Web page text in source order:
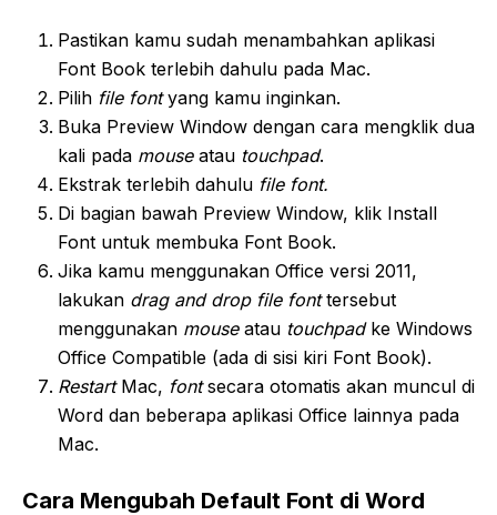
Pastikan kamu sudah menambahkan aplikasi
Font Book terlebih dahulu pada Mac.
Pilih file fontyang kamu inginkan.
Buka Preview Window dengan cara mengklik dua
kali pada mouse atau touchpad.
Ekstrak terlebih dahulu file font.
Di bagian bawah Preview Window, klik Install
Font untuk membuka Font Book.
Jika kamu menggunakan Office versi 2011,
lakukan drag and drop file fonttersebut
menggunakan mouse atau touchpad ke Windows
Office Compatible (ada di sisi kiri Font Book).
Restart Mac, fontsecara otomatis akan muncul di
Word dan beberapa aplikasi Office lainnya pada
Mac.
Cara Mengubah Default Font di Word